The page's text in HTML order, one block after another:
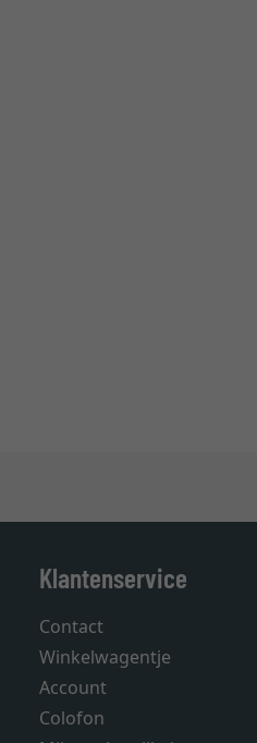
Klantenservice
Contact
Winkelwagentje
Account
Colofon